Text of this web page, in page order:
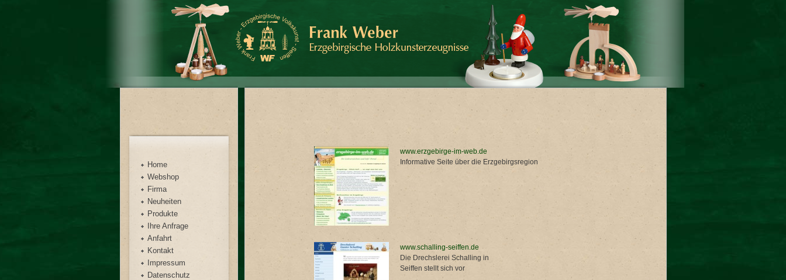
www.erzgebirge-im-web.de
Informative Seite über die Erzgebirgsregion
www.schalling-seiffen.de
Die Drechslerei Schalling in
Seiffen stellt sich vor
Home
Webshop
Firma
Neuheiten
Produkte
Ihre Anfrage
Anfahrt
Kontakt
Impressum
Datenschutz